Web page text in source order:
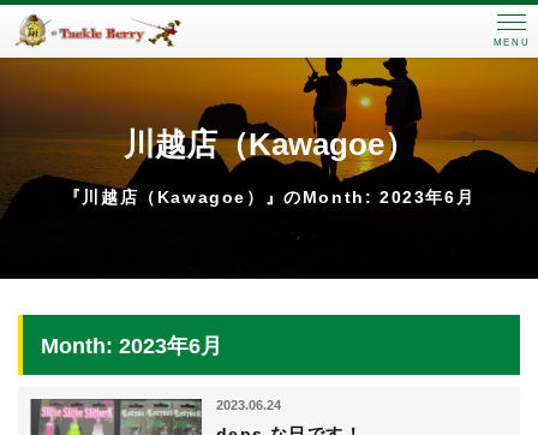
MENU
川越店（Kawagoe）
『川越店（Kawagoe）』のMonth: 2023年6月
Month: 2023年6月
2023.06.24